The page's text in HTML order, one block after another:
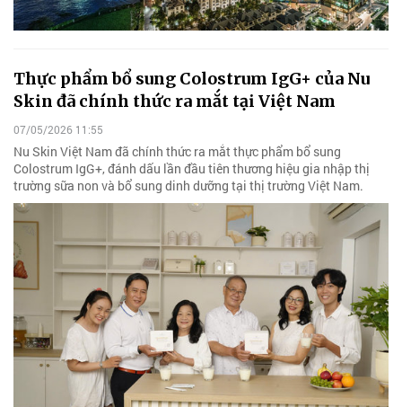
Thực phẩm bổ sung Colostrum IgG+ của Nu
Skin đã chính thức ra mắt tại Việt Nam
07/05/2026 11:55
Nu Skin Việt Nam đã chính thức ra mắt thực phẩm bổ sung
Colostrum IgG+, đánh dấu lần đầu tiên thương hiệu gia nhập thị
trường sữa non và bổ sung dinh dưỡng tại thị trường Việt Nam.